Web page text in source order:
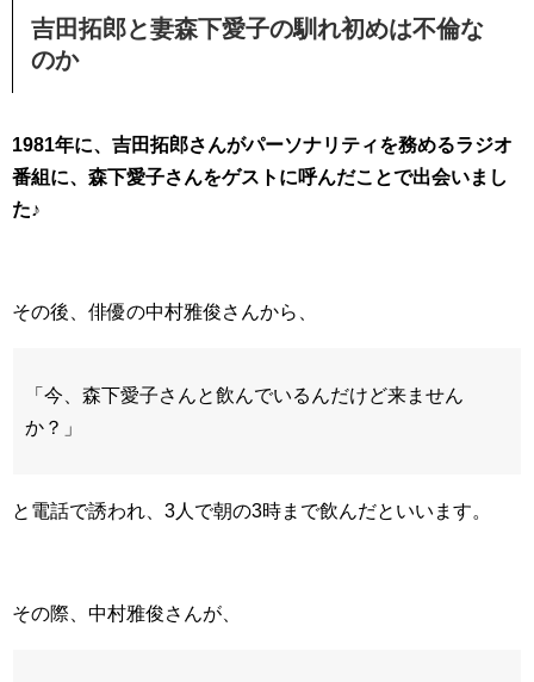
吉田拓郎と妻森下愛子の馴れ初めは不倫な
のか
1981年に、吉田拓郎さんがパーソナリティを務めるラジオ
番組に、森下愛子さんをゲストに呼んだことで出会いまし
た♪
その後、俳優の中村雅俊さんから、
「今、森下愛子さんと飲んでいるんだけど来ません
か？」
と電話で誘われ、3人で朝の3時まで飲んだといいます。
その際、中村雅俊さんが、